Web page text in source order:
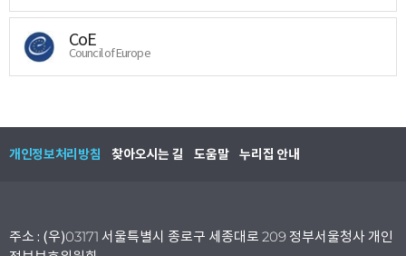
CoE
Council of Europe
개인정보처리방침 찾아오시는 길 도움말 누리집 안내
주소 : (우)03171 서울특별시 종로구 세종대로 209 정부서울청사 개인